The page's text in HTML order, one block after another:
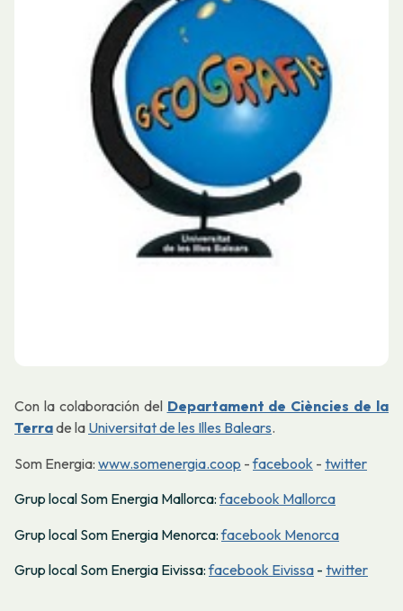
Con la colaboración del Departament de Ciències de la
Terrade la Universitat de les Illes Balears.
Som Energia: www.somenergia.coop -facebook - twitter
Grup local Som Energia Mallorca:facebook Mallorca
Grup local Som Energia Menorca:facebook Menorca
Grup local Som Energia Eivissa:facebook Eivissa - twitter